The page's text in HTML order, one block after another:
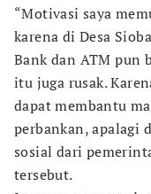
“Motivasi saya
karena di Desa
Bank dan ATM pun
itu juga rusak.
dapat membantu
perbankan, apalagi
sosial dari
tersebut.